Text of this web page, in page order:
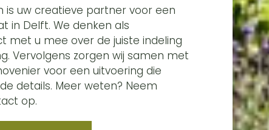
is uw creatieve partner voor een
in Delft. We denken als
met u mee over de juiste indeling
Vervolgens zorgen wij samen met
voor een uitvoering die
details. Meer weten? Neem
op.